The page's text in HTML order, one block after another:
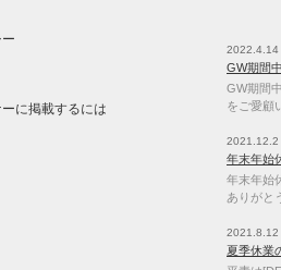
に掲載するには
2022.4.14
GW期間
GW期間
をご愛顧
2021.12.2
年末年始
年末年始
ありがと
2021.8.12
夏季休業